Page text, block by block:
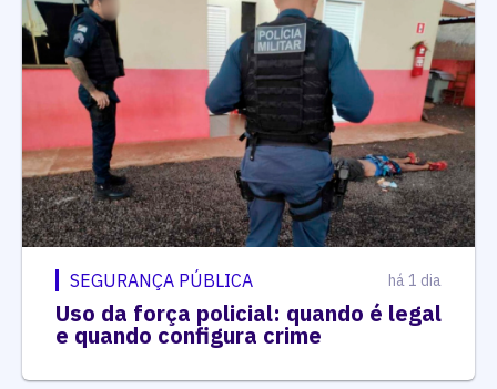
SEGURANÇA PÚBLICA há 1 dia
Uso da força policial: quando é legal
e quando configura crime